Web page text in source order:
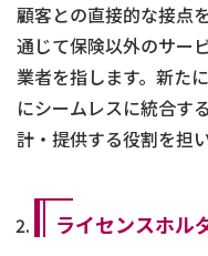
顧客との直接的な接点
通じて保険以外のサー
業者を指します。新た
にシームレスに統合す
計・提供する役割を担い
ライセンスホル